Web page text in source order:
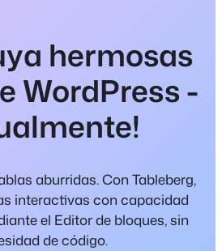
hermosas
WordPress -
aburridas. Con Tableberg,
interactivas con capacidad
el Editor de bloques, sin
de código.